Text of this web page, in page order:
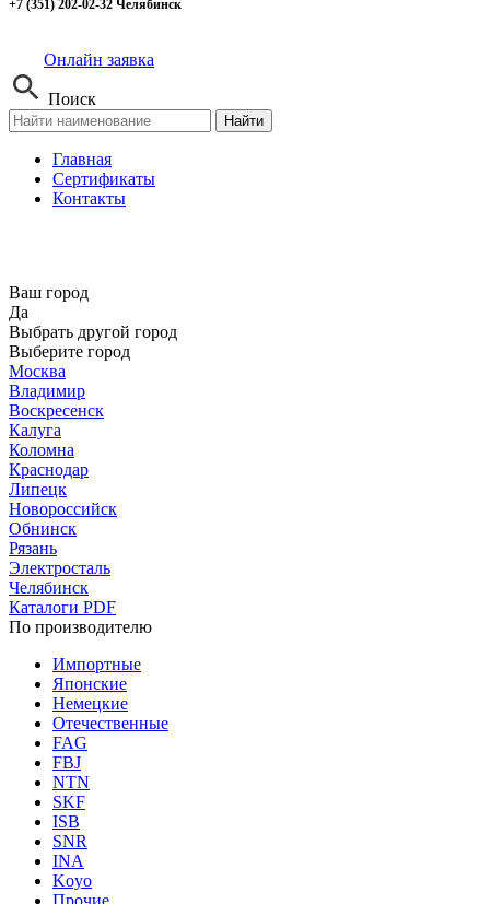
+7 (351) 202-02-32 Челябинск
Онлайн заявка
Поиск
Найти
Главная
Сертификаты
Контакты
Ваш город
Да
Выбрать другой город
Выберите город
Москва
Владимир
Воскресенск
Калуга
Коломна
Краснодар
Липецк
Новороссийск
Обнинск
Рязань
Электросталь
Челябинск
Каталоги PDF
По производителю
Импортные
Японские
Немецкие
Отечественные
FAG
FBJ
NTN
SKF
ISB
SNR
INA
Koyo
Прочие